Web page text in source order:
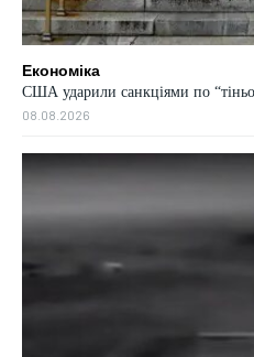
Економіка
США ударили санкціями по
08.08.2026